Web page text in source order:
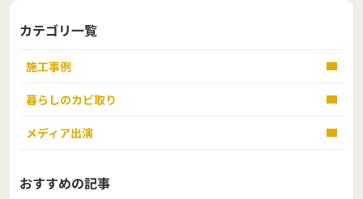
カテゴリ一覧
施工事例
暮らしのカビ取り
メディア出演
おすすめの記事